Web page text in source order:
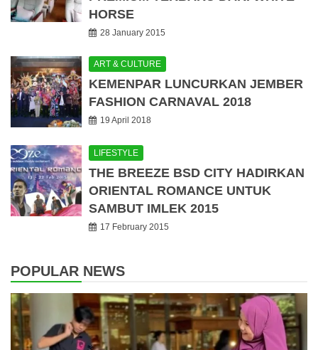
HORSE
28 January 2015
ART & CULTURE
KEMENPAR LUNCURKAN JEMBER
FASHION CARNAVAL 2018
19 April 2018
LIFESTYLE
THE BREEZE BSD CITY HADIRKAN
ORIENTAL ROMANCE UNTUK
SAMBUT IMLEK 2015
17 February 2015
POPULAR NEWS